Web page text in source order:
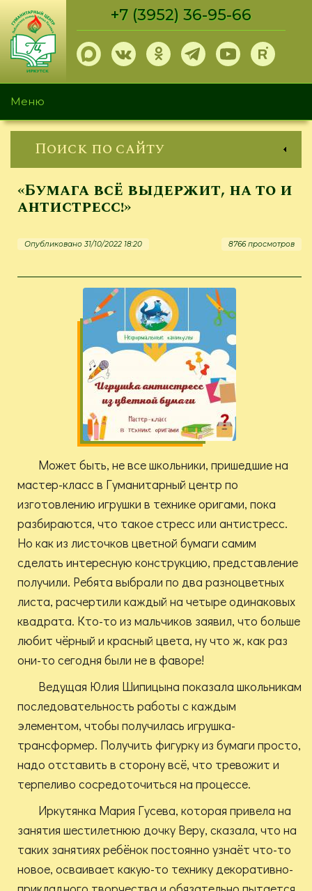
Перейти
основному
содержанию
+7 (3952) 36-95-66
Меню
Поиск по сайту
«Бумага всё выдержит, на то и
антистресс!»
Опубликовано 31/10/2022 18:20 8766 просмотров
Может быть, не все школьники, пришедшие на
мастер-класс в Гуманитарный центр по
изготовлению игрушки в технике оригами, пока
разбираются, что такое стресс или антистресс.
Но как из листочков цветной бумаги самим
сделать интересную конструкцию, представление
получили. Ребята выбрали по два разноцветных
листа, расчертили каждый на четыре одинаковых
квадрата. Кто-то из мальчиков заявил, что больше
любит чёрный и красный цвета, ну что ж, как раз
они-то сегодня были не в фаворе!
Ведущая Юлия Шипицына показала школьникам
последовательность работы с каждым
элементом, чтобы получилась игрушка-
трансформер. Получить фигурку из бумаги просто,
надо отставить в сторону всё, что тревожит и
терпеливо сосредоточиться на процессе.
Иркутянка Мария Гусева, которая привела на
занятия шестилетнюю дочку Веру, сказала, что на
таких занятиях ребёнок постоянно узнаёт что-то
новое, осваивает какую-то технику декоративно-